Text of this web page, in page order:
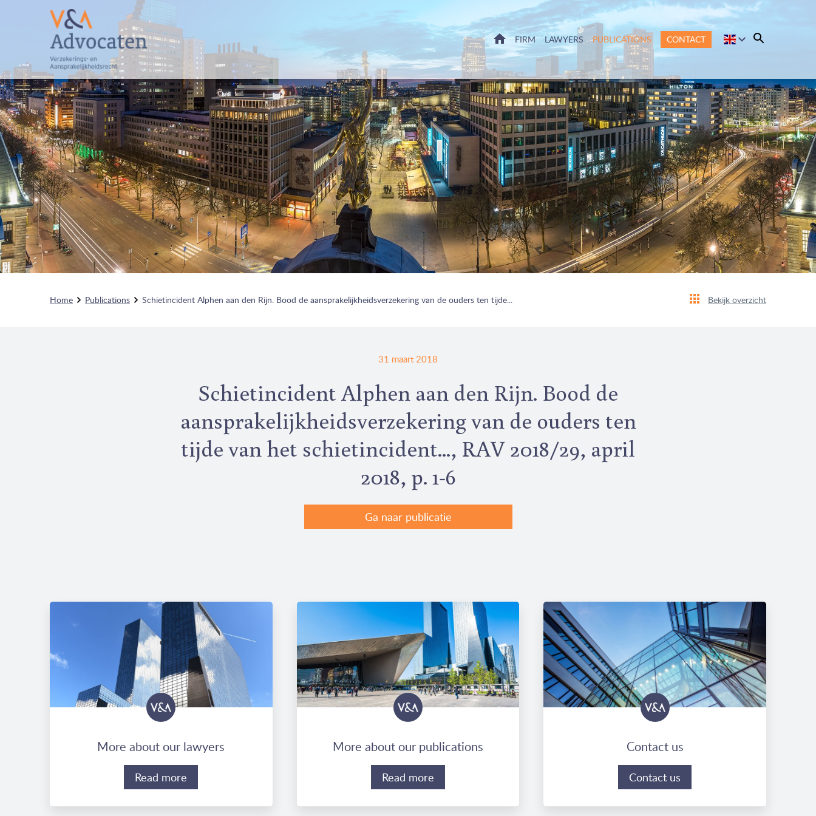
HOMEFIRM LAWYERS PUBLICATIONS CONTACT
Home Publications Schietincident Alphen aan den Rijn. Bood de aansprakelijkheidsverzekering van de ouders ten tijde... Bekijk overzicht
31 maart 2018
Schietincident Alphen aan den Rijn. Bood de
aansprakelijkheidsverzekering van de ouders ten
tijde van het schietincident..., RAV 2018/29, april
2018, p. 1-6
Ga naar publicatie
More about our lawyers
Read more
More about our publications
Read more
Contact us
Contact us